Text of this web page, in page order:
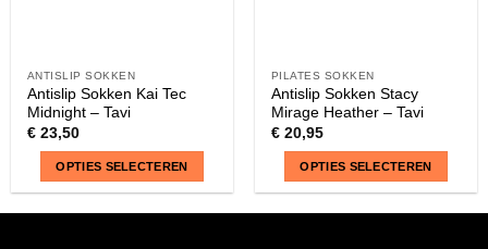
ANTISLIP SOKKEN
Antislip Sokken Kai Tec
Midnight – Tavi
€23,50
OPTIES SELECTEREN
PILATES SOKKEN
Antislip Sokken Stacy
Mirage Heather – Tavi
€20,95
OPTIES SELECTEREN